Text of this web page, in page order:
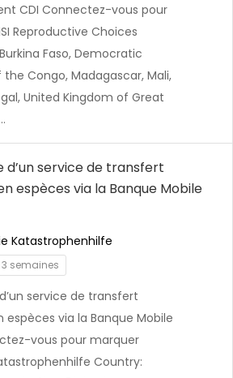
CDI Connectez-vous pour
Reproductive Choices
Faso, Democratic
the Congo, Madagascar, Mali,
United Kingdom of Great
d’un service de transfert
espèces via la Banque Mobile
Katastrophenhilfe
3 semaines
service de transfert
espèces via la Banque Mobile
vous pour marquer
Country: